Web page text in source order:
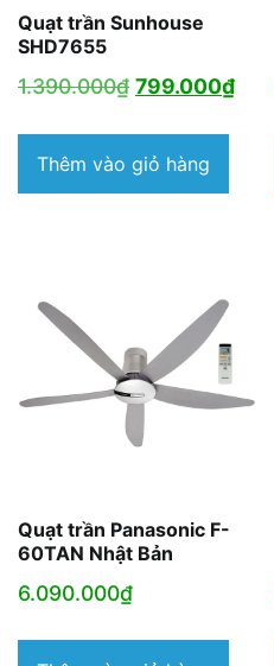
Quạt trần Sunhouse
SHD7655
1.390.000₫ Giá
là:
1.390.000₫.
799.000₫Giá
Thêm vào giỏ hàng
Quạt trần Panasonic F-
60TAN Nhật Bản
6.090.000₫